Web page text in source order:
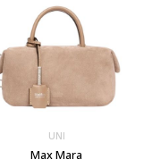
UNI
Max Mara